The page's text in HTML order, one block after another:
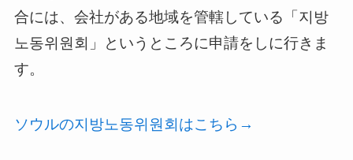
合には、会社がある地域を管轄している「지방
노동위원회」というところに申請をしに行きま
す。
ソウルの지방노동위원회はこちら→